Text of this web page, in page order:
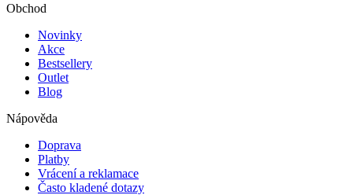
Obchod
Novinky
Akce
Bestsellery
Outlet
Blog
Nápověda
Doprava
Platby
Vrácení a reklamace
Často kladené dotazy